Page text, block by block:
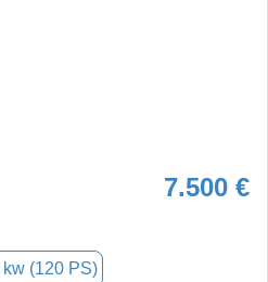
7.500 €
kw (120 PS)